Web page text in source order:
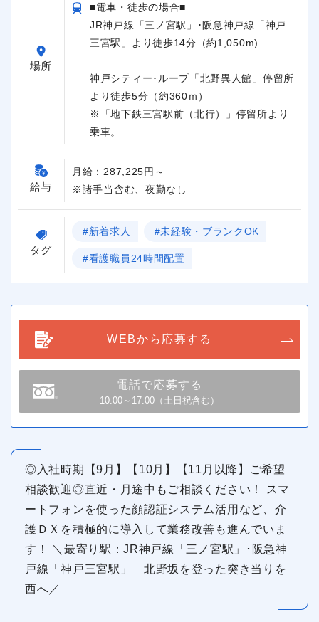
場所
■電車・徒歩の場合■
JR神戸線「三ノ宮駅」･阪急神戸線「神戸
三宮駅」より徒歩14分（約1,050m)
神戸シティー･ループ「北野異人館」停留所
より徒歩5分（約360ｍ）
※「地下鉄三宮駅前（北行）」停留所より
乗車。
給与
月給：287,225円～
※諸手当含む、夜勤なし
タグ
#新着求人 #未経験・ブランクOK
#看護職員24時間配置
WEBから応募する
電話で応募する
10:00～17:00（土日祝含む）
◎入社時期【9月】【10月】【11月以降】ご希望
相談歓迎◎直近・月途中もご相談ください！ スマ
ートフォンを使った顔認証システム活用など、介
護ＤＸを積極的に導入して業務改善も進んでいま
す！ ＼最寄り駅：JR神戸線「三ノ宮駅」･阪急神
戸線「神戸三宮駅」 北野坂を登った突き当りを
西へ／